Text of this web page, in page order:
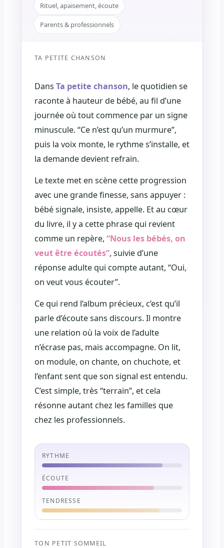
Rituel, apaisement, écoute
Parents & professionnels
TA PETITE CHANSON
Dans Ta petite chanson, le quotidien se
raconte à hauteur de bébé, au fil d’une
journée où tout commence par un signe
minuscule. “Ce n’est qu’un murmure”,
puis la voix monte, le rythme s’installe, et
la demande devient refrain.
Le texte met en scène cette progression
avec une grande finesse, sans appuyer :
bébé signale, insiste, appelle. Et au cœur
du livre, il y a cette phrase qui revient
comme un repère, “Nous les bébés, on
veut être écoutés”, suivie d’une
réponse adulte qui compte autant, “Oui,
on veut vous écouter”.
Ce qui rend l’album précieux, c’est qu’il
parle d’écoute sans discours. Il montre
une relation où la voix de l’adulte
n’écrase pas, mais accompagne. On lit,
on module, on chante, on chuchote, et
l’enfant sent que son signal est entendu.
C’est simple, très “terrain”, et cela
résonne autant chez les familles que
chez les professionnels.
RYTHME
ÉCOUTE
TENDRESSE
TON PETIT SOMMEIL